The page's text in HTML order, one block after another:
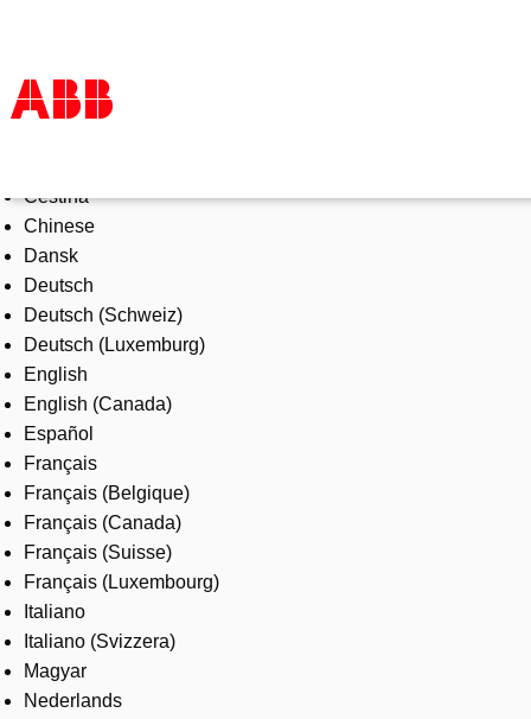
Products & Solutions
Industries
Services
About us
Where to buy
Contact us
Careers
Čeština
Chinese
Dansk
Deutsch
Deutsch (Schweiz)
Deutsch (Luxemburg)
English
English (Canada)
Español
Français
Français (Belgique)
Français (Canada)
Français (Suisse)
Français (Luxembourg)
Italiano
Italiano (Svizzera)
Magyar
Nederlands